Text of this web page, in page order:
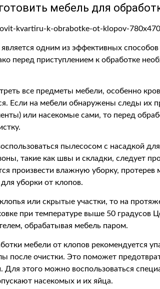
мебель для
одним из эффективных способов
перед приступлением к обработке
все предметы мебели, особенно
Если на мебели обнаружены следы их
или насекомые сами, то перед
пылесосом с насадкой
такие как швы и складки, следует
произвести влажную уборку,
уборки от клопов.
или скрытые участки, то на
при температуре выше 50 градусов
обрабатывая мебель паром.
мебели от клопов рекомендуется
после очистки. Это поможет
Для этого можно воспользоваться
насекомых и их яйца.